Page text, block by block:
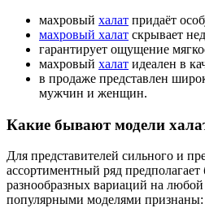
махровый халат придаёт
махровый халат скрывает
гарантирует ощущение
махровый халат идеален в
в продаже представлен
мужчин и женщин.
Какие бывают модели
Для представителей сильного и
ассортиментный ряд
разнообразных вариаций на
популярными моделями признаны: